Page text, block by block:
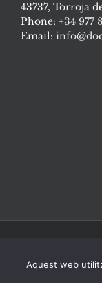
43737, Torroja
Phone: +34 977
Email:
Aquest web